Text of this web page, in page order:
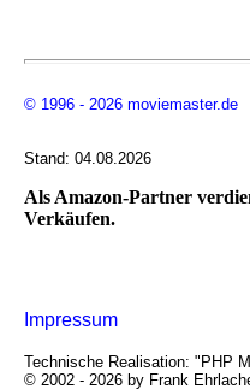
© 1996 - 2026 moviemaster.de
Stand: 04.08.2026
Als Amazon-Partner
Verkäufen.
Impressum
Technische Realisation: "PHP
© 2002 - 2026 by Frank